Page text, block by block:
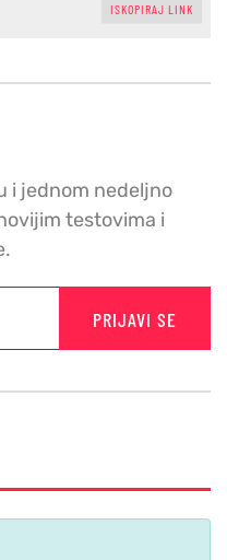
ISKOPIRAJ LINK
i jednom nedeljno
testovima i
PRIJAVI SE